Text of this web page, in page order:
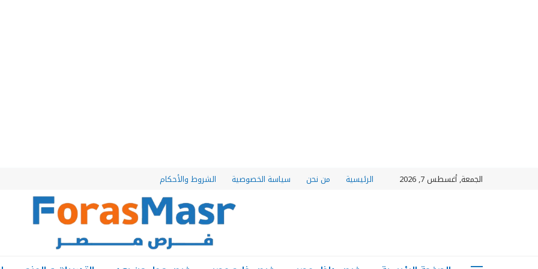
الجمعة, أغسطس 7, 2026 الرئيسية من نحن سياسة الخصوصية الشروط والأحكام